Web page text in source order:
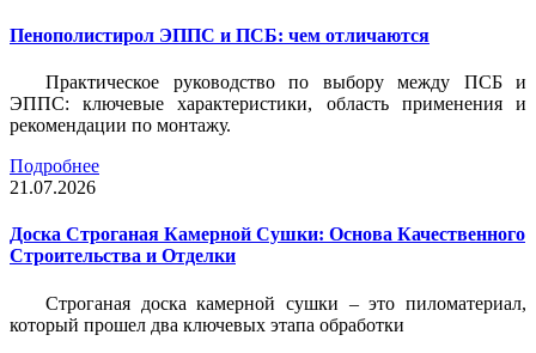
Пенополистирол ЭППС и ПСБ: чем отличаются
Практическое руководство по выбору между ПСБ и
ЭППС: ключевые характеристики, область применения и
рекомендации по монтажу.
Подробнее
21.07.2026
Доска Строганая Камерной Сушки: Основа Качественного
Строительства и Отделки
Строганая доска камерной сушки – это пиломатериал,
который прошел два ключевых этапа обработки